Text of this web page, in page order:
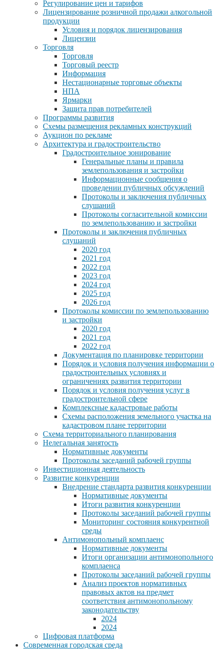
Регулирование цен и тарифов
Лицензирование розничной продажи алкогольной
продукции
Условия и порядок лицензирования
Лицензии
Торговля
Торговля
Торговый реестр
Информация
Нестационарные торговые объекты
НПА
Ярмарки
Защита прав потребителей
Программы развития
Схемы размещения рекламных конструкций
Аукцион по рекламе
Архитектура и градостроительство
Градостроительное зонирование
Генеральные планы и правила
землепользования и застройки
Информационные сообщения о
проведении публичных обсуждений
Протоколы и заключения публичных
слушаний
Протоколы согласительной комиссии
по землепользованию и застройки
Протоколы и заключения публичных
слушаний
2020 год
2021 год
2022 год
2023 год
2024 год
2025 год
2026 год
Протоколы комиссии по землепользованию
и застройки
2020 год
2021 год
2022 год
Документация по планировке территории
Порядок и условия получения информации о
градостроительных условиях и
ограничениях развития территории
Порядок и условия получения услуг в
градостроительной сфере
Комплексные кадастровые работы
Схемы расположения земельного участка на
кадастровом плане территории
Схема территориального планирования
Нелегальная занятость
Нормативные документы
Протоколы заседаний рабочей группы
Инвестиционная деятельность
Развитие конкуренции
Внедрение стандарта развития конкуренции
Нормативные документы
Итоги развития конкуренции
Протоколы заседаний рабочей группы
Мониторинг состояния конкурентной
среды
Антимонопольный комплаенс
Нормативные документы
Итоги организации антимонопольного
комплаенса
Протоколы заседаний рабочей группы
Анализ проектов нормативных
правовых актов на предмет
соответствия антимонопольному
законодательству
2024
2024
Цифровая платформа
Современная городская среда